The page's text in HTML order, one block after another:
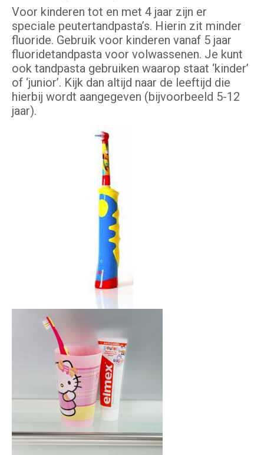
Voor kinderen tot en met 4 jaar zijn er
speciale peutertandpasta’s. Hierin zit minder
fluoride. Gebruik voor kinderen vanaf 5 jaar
fluoridetandpasta voor volwassenen. Je kunt
ook tandpasta gebruiken waarop staat ‘kinder’
of ‘junior’. Kijk dan altijd naar de leeftijd die
hierbij wordt aangegeven (bijvoorbeeld 5-12
jaar).